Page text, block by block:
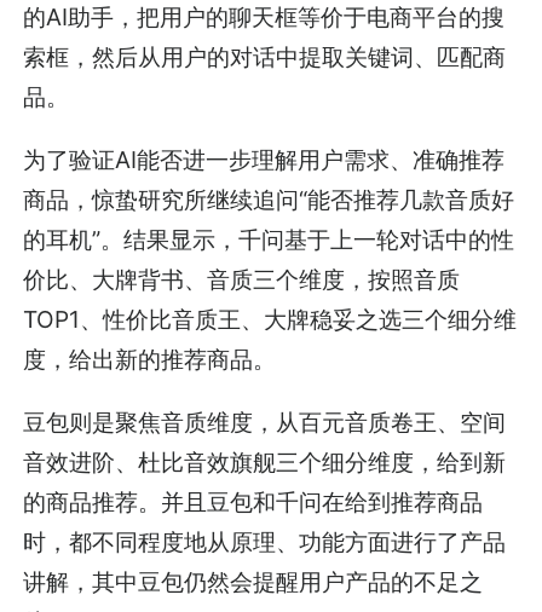
的AI助手，把用户的聊天框等价于电商平台的搜
索框，然后从用户的对话中提取关键词、匹配商
品。
为了验证AI能否进一步理解用户需求、准确推荐
商品，惊蛰研究所继续追问“能否推荐几款音质好
的耳机”。结果显示，千问基于上一轮对话中的性
价比、大牌背书、音质三个维度，按照音质
TOP1、性价比音质王、大牌稳妥之选三个细分维
度，给出新的推荐商品。
豆包则是聚焦音质维度，从百元音质卷王、空间
音效进阶、杜比音效旗舰三个细分维度，给到新
的商品推荐。并且豆包和千问在给到推荐商品
时，都不同程度地从原理、功能方面进行了产品
讲解，其中豆包仍然会提醒用户产品的不足之